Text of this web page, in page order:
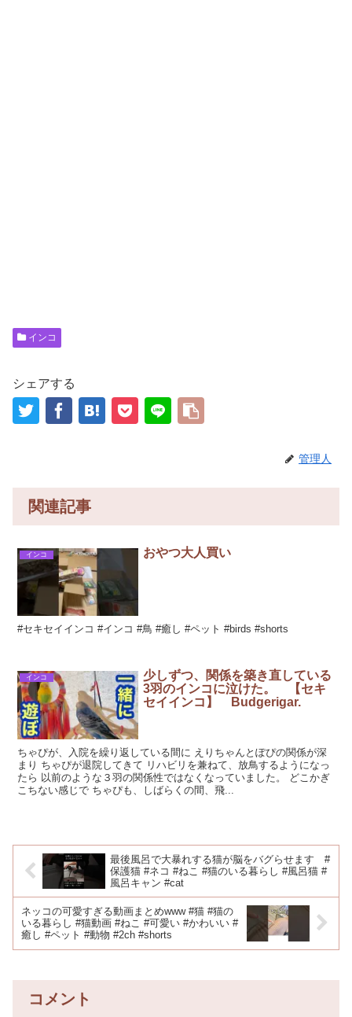
インコ
シェアする
管理人
関連記事
インコ おやつ大人買い
#セキセイインコ #インコ #鳥 #癒し #ペット #birds #shorts
インコ
少しずつ、関係を築き直している
3羽のインコに泣けた。 【セキ
セイインコ】 Budgerigar.
ちゃぴが、入院を繰り返している間に えりちゃんとぽぴの関係が深
まり ちゃぴが退院してきて リハビリを兼ねて、放鳥するようになっ
たら 以前のような３羽の関係性ではなくなっていました。 どこかぎ
こちない感じで ちゃぴも、しばらくの間、飛...
最後風呂で大暴れする猫が脳をバグらせます #
保護猫 #ネコ #ねこ #猫のいる暮らし #風呂猫 #
風呂キャン #cat
ネッコの可愛すぎる動画まとめwww #猫 #猫の
いる暮らし #猫動画 #ねこ #可愛い #かわいい #
癒し #ペット #動物 #2ch #shorts
コメント